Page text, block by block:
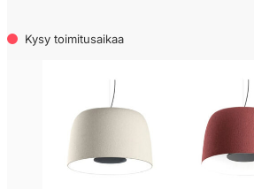
Kysy toimitusaikaa